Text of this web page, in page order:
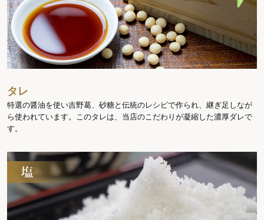
タレ
特選の醤油を使い吉野葛、砂糖と伝統のレシピで作られ、継ぎ足しなが
ら使われています。このタレは、当店のこだわりが凝縮した濃厚ダレで
す。